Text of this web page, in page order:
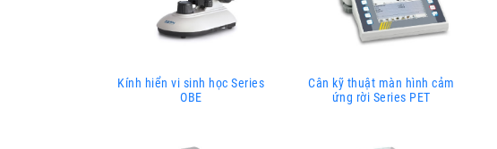
Kính hiển vi sinh học Series
OBE
Cân kỹ thuật màn hình cảm
ứng rời Series PET